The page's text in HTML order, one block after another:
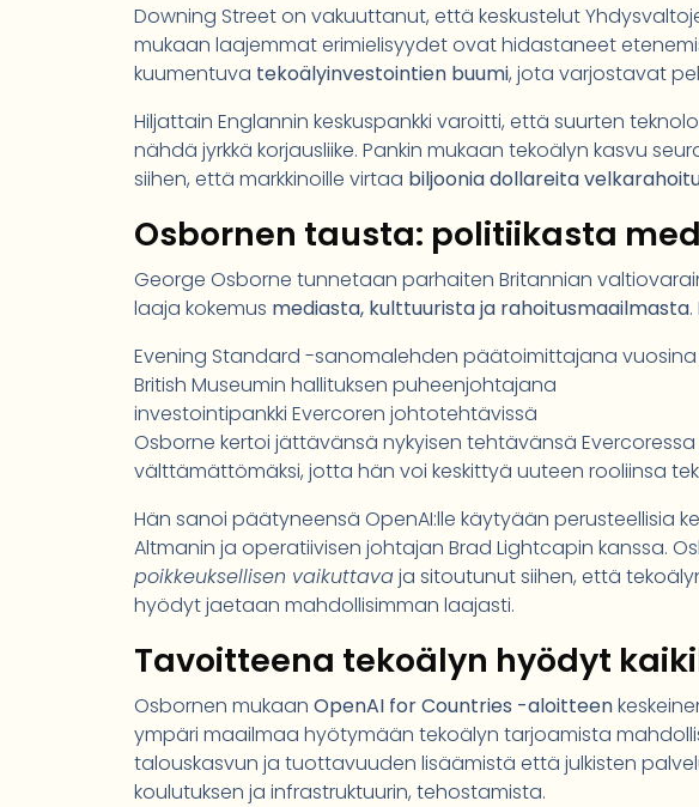
Downing Street on vakuuttanut, että keskustelut
mukaan laajemmat erimielisyydet ovat hidastaneet
kuumentuva tekoälyinvestointien buumi, jota varjostavat
Hiljattain Englannin keskuspankki varoitti, että suurten
nähdä jyrkkä korjausliike. Pankin mukaan tekoälyn kasvu
siihen, että markkinoille virtaa biljoonia dollareita
Osbornen tausta: politiikasta
George Osborne tunnetaan parhaiten Britannian
laaja kokemus mediasta, kulttuurista ja rahoitusmaailmasta
Evening Standard -sanomalehden päätoimittajana vuosina
British Museumin hallituksen puheenjohtajana
investointipankki Evercoren johtotehtävissä
Osborne kertoi jättävänsä nykyisen tehtävänsä
välttämättömäksi, jotta hän voi keskittyä uuteen rooliinsa
Hän sanoi päätyneensä OpenAI:lle käytyään perusteellisia
Altmanin ja operatiivisen johtajan Brad Lightcapin kanssa.
poikkeuksellisen vaikuttavaja sitoutunut siihen, että
hyödyt jaetaan mahdollisimman laajasti.
Tavoitteena tekoälyn hyödyt
Osbornen mukaan OpenAI for Countries -aloitteen
ympäri maailmaa hyötymään tekoälyn tarjoamista
talouskasvun ja tuottavuuden lisäämistä että julkisten
koulutuksen ja infrastruktuurin, tehostamista.